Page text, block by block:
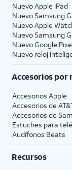
Nuevo Apple iPad
Nuevo Samsung
Nuevo Apple
Nuevo Samsung
Nuevo Google
Nuevo reloj
Accesorios por
Accesorios Apple
Accesorios de
Accesorios de
Estuches para
Audífonos Beats
Recursos